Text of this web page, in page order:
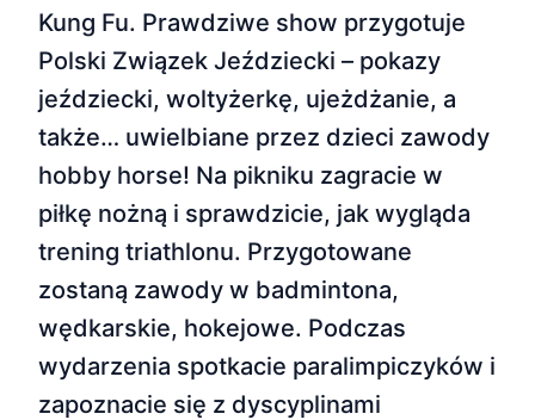
Kung Fu. Prawdziwe show przygotuje
Polski Związek Jeździecki – pokazy
jeździecki, woltyżerkę, ujeżdżanie, a
także… uwielbiane przez dzieci zawody
hobby horse! Na pikniku zagracie w
piłkę nożną i sprawdzicie, jak wygląda
trening triathlonu. Przygotowane
zostaną zawody w badmintona,
wędkarskie, hokejowe. Podczas
wydarzenia spotkacie paralimpiczyków i
zapoznacie się z dyscyplinami